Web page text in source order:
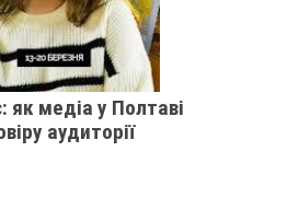
як медіа у Полтаві
аудиторії